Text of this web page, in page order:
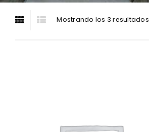
Mostrando los 3 resultados